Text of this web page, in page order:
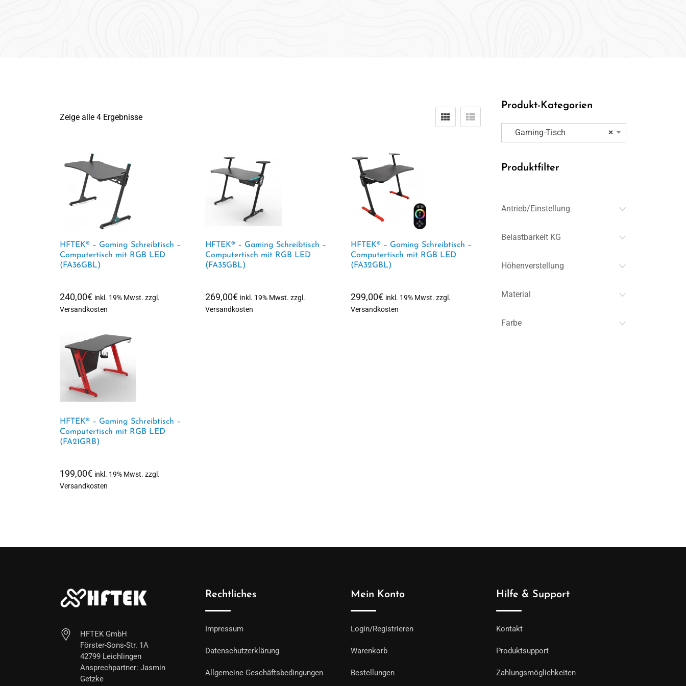
Zeige alle 4 Ergebnisse
HFTEK® – Gaming Schreibtisch –
Computertisch mit RGB LED
(FA36GBL)
240,00€ inkl. 19% Mwst. zzgl.
Versandkosten
HFTEK® – Gaming Schreibtisch –
Computertisch mit RGB LED
(FA35GBL)
269,00€ inkl. 19% Mwst. zzgl.
Versandkosten
HFTEK® – Gaming Schreibtisch –
Computertisch mit RGB LED
(FA32GBL)
299,00€ inkl. 19% Mwst. zzgl.
Versandkosten
HFTEK® – Gaming Schreibtisch –
Computertisch mit RGB LED
(FA21GRB)
199,00€ inkl. 19% Mwst. zzgl.
Versandkosten
Produkt-Kategorien
×
Gaming-Tisch
Produktfilter
Antrieb/Einstellung
Belastbarkeit KG
Höhenverstellung
Material
Farbe
HFTEK GmbH
Förster-Sons-Str. 1A
42799 Leichlingen
Ansprechpartner: Jasmin
Getzke
Rechtliches
Impressum
Datenschutzerklärung
Allgemeine Geschäftsbedingungen
Mein Konto
Login/Registrieren
Warenkorb
Bestellungen
Hilfe & Support
Kontakt
Produktsupport
Zahlungsmöglichkeiten